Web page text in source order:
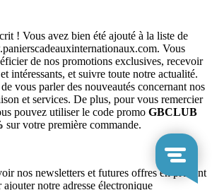
! Vous avez bien été ajouté à la liste de
Vous
de nos promotions exclusives, recevoir
intéressants, et suivre toute notre actualité.
vous parler des nouveautés concernant nos
et services. De plus, pour vous remercier
pouvez utiliser le code promo GBCLUB
sur votre première commande.
nos newsletters et futures offres en prenant
notre adresse électronique